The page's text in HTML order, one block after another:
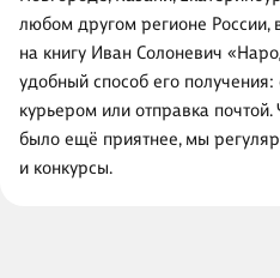
любом другом регионе России,
на книгу Иван Солоневич
удобный способ его
курьером или отправка
было ещё приятнее, мы
и конкурсы.